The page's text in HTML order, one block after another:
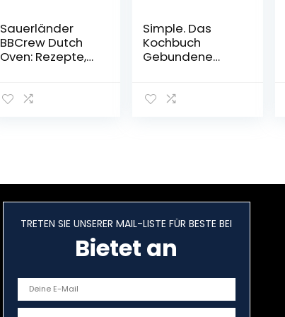
Sauerländer
BBCrew Dutch
Oven: Rezepte,
Gebundene
Simple. Das
Kochbuch
Gebundene
TRETEN SIE UNSERER MAIL-LISTE FÜR BESTE BEI
Bietet an